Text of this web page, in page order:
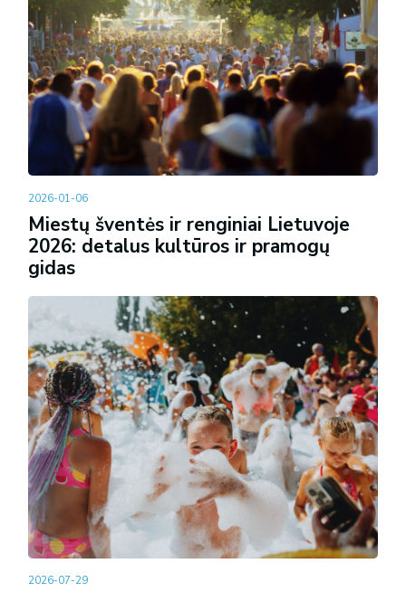
2026-01-06
Miestų šventės ir renginiai Lietuvoje
2026: detalus kultūros ir pramogų
gidas
2026-07-29